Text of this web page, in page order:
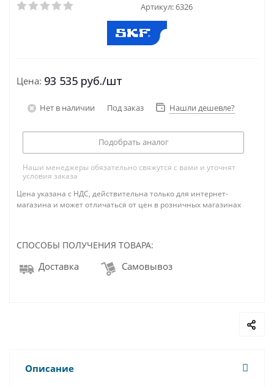
Артикул:6326
Цена: 93 535 руб./шт
Нет в наличии Под заказ Нашли дешевле?
Подобрать аналог
Наши менеджеры обязательно свяжутся с вами и уточнят
условия заказа
Цена указана с НДС, действительна только для интернет-
магазина и может отличаться от цен в розничных магазинах
СПОСОБЫ ПОЛУЧЕНИЯ ТОВАРА:
Доставка Самовывоз
Описание